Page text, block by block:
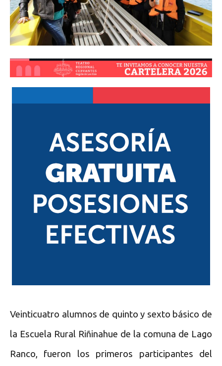
Veinticuatro alumnos de quinto y sexto básico de
la Escuela Rural Riñinahue de la comuna de Lago
Ranco, fueron los primeros participantes del